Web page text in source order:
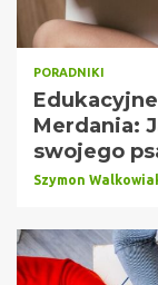
PORADNIKI
Merdania:
swojego
Szymon